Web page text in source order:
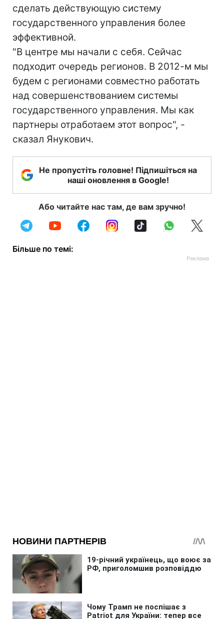
сделать действующую систему
государственного управления более
эффективной.
"В центре мы начали с себя. Сейчас
подходит очередь регионов. В 2012-м мы
будем с регионами совместно работать
над совершенствованием системы
государственного управления. Мы как
партнеры отработаем этот вопрос", -
сказал Янукович.
Не пропустіть головне! Підпишіться на
наші оновлення в Google!
Або читайте нас там, де вам зручно!
Більше по темі: